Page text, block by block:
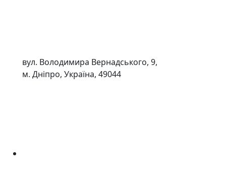
вул. Володимира Вернадського, 9,
м. Дніпро, Україна, 49044